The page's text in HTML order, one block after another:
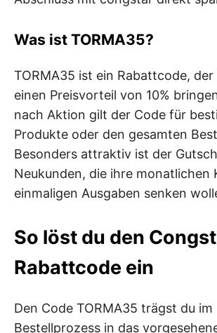
Was ist TORMA35?
TORMA35 ist ein Rabattcode,
einen Preisvorteil von 10%
nach Aktion gilt der Code für
Produkte oder den gesamten
Besonders attraktiv ist der
Neukunden, die ihre monatlichen
einmaligen Ausgaben senken
So löst du den
Rabattcode ein
Den Code TORMA35 trägst du im
Bestellprozess in das